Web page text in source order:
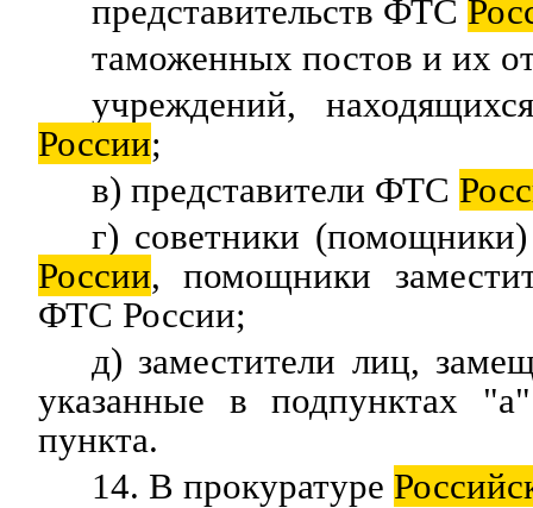
представительств ФТС
таможенных постов и их
учреждений,
России;
в) представители ФТС
г) советники
России, помощники
ФТС России;
д) заместители лиц,
указанные в подпунктах
пункта.
14. В прокуратуре